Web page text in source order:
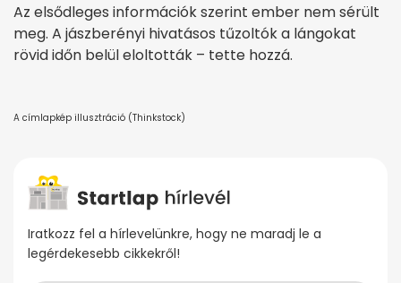
Az elsődleges információk szerint ember nem sérült
meg. A jászberényi hivatásos tűzoltók a lángokat
rövid időn belül eloltották – tette hozzá.
A címlapkép illusztráció (Thinkstock)
Iratkozz fel a hírlevelünkre, hogy ne maradj le a
legérdekesebb cikkekről!